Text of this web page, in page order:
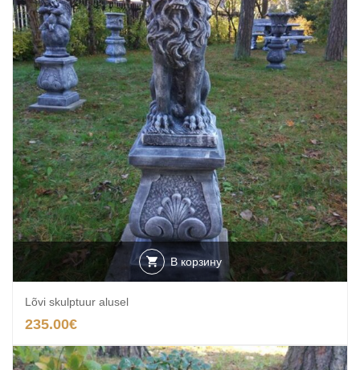
В корзину
Lõvi skulptuur alusel
235.00€